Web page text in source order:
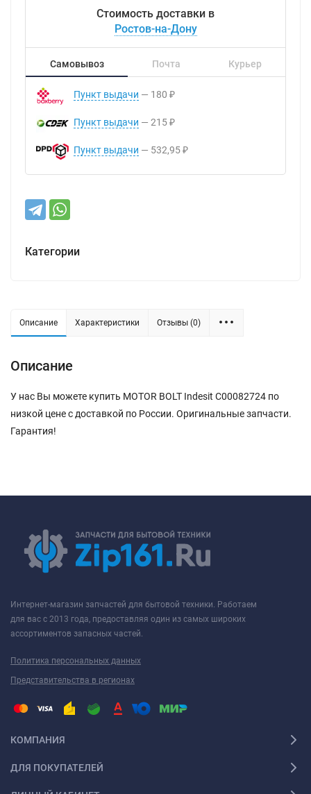
Стоимость доставки в
Ростов-на-Дону
Самовывоз Почта Курьер
Пункт выдачи 180 ₽
Пункт выдачи 215 ₽
Пункт выдачи 532,95 ₽
Категории
Описание Характеристики Отзывы (0)
Описание
У нас Вы можете купить MOTOR BOLT Indesit C00082724 по
низкой цене с доставкой по России. Оригинальные запчасти.
Гарантия!
Интернет-магазин запчастей для бытовой техники. Работаем
для вас с 2013 года, предоставляя один из самых широких
ассортиментов запасных частей.
Политика персональных данных
Представительства в регионах
КОМПАНИЯ
ДЛЯ ПОКУПАТЕЛЕЙ